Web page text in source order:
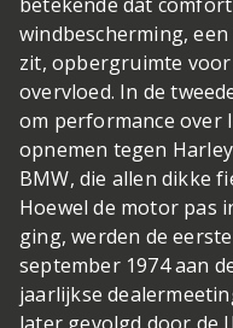
windbescherming,
zit, opbergruimte
overvloed. In de
om performance over
opnemen tegen
BMW, die allen dikke
Hoewel de motor pas
ging, werden de
september 1974 aan
jaarlijkse